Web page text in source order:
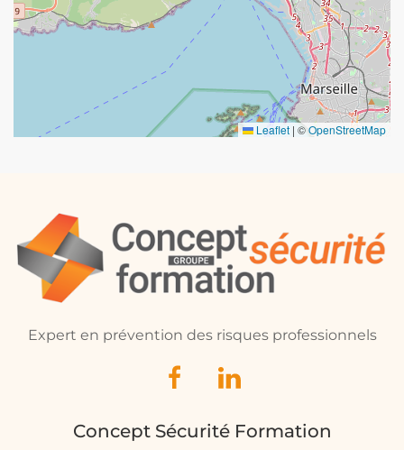
Leaflet | ©OpenStreetMap
Expert en prévention des risques professionnels
Concept Sécurité Formation